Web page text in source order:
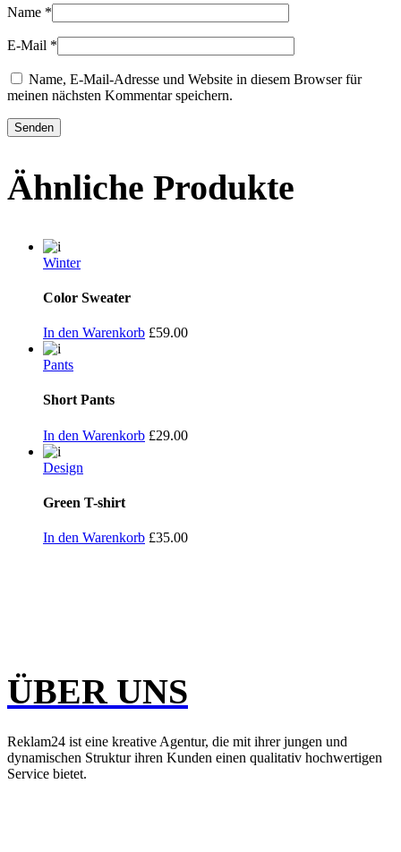
Name *
E-Mail *
Name, E-Mail-Adresse und Website in diesem Browser für
meinen nächsten Kommentar speichern.
Ähnliche Produkte
Winter
Color Sweater
In den Warenkorb £59.00
Pants
Short Pants
In den Warenkorb £29.00
Design
Green T-shirt
In den Warenkorb £35.00
ÜBER UNS
Reklam24 ist eine kreative Agentur, die mit ihrer jungen und
dynamischen Struktur ihren Kunden einen qualitativ hochwertigen
Service bietet.